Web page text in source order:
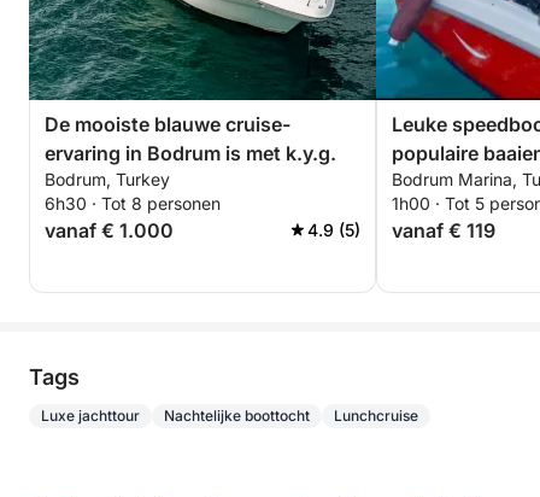
De mooiste blauwe cruise-
ervaring in Bodrum is met k.y.g.
Bodrum, Turkey
6h30 · Tot 8 personen
vanaf € 1.000 4.9 (5)
Leuke
populaire
Bodrum Marina,
1h00 · Tot 5
vanaf € 119
Tags
Luxe jachttour Nachtelijke boottocht Lunchcruise